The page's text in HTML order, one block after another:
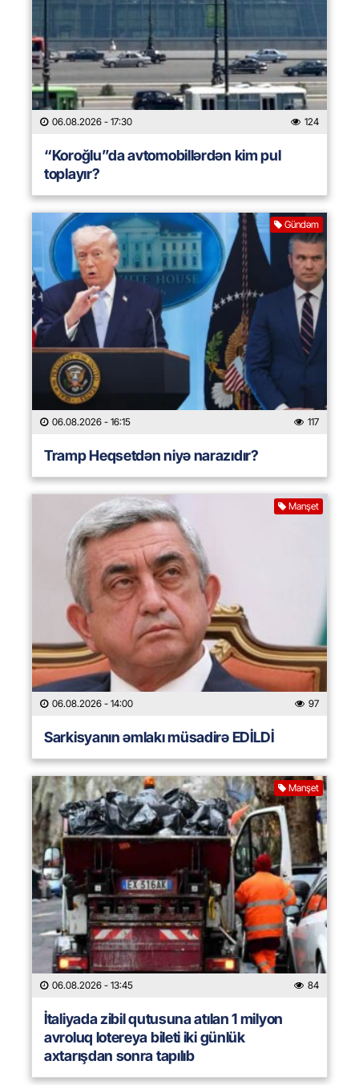
06.08.2026 - 17:30 124
“Koroğlu”da avtomobillərdən kim pul
toplayır?
Gündəm
06.08.2026 - 16:15 117
Tramp Heqsetdən niyə narazıdır?
Manşet
06.08.2026 - 14:00 97
Sarkisyanın əmlakı müsadirə EDİLDİ
Manşet
06.08.2026 - 13:45 84
İtaliyada zibil qutusuna atılan 1 milyon
avroluq lotereya bileti iki günlük
axtarışdan sonra tapılıb